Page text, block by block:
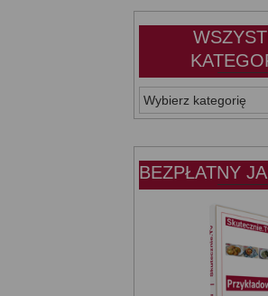
WSZYSTKIE
KATEGORIE:
BEZPŁATNY